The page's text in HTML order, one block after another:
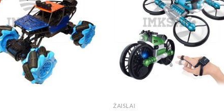
ŽAISLAI